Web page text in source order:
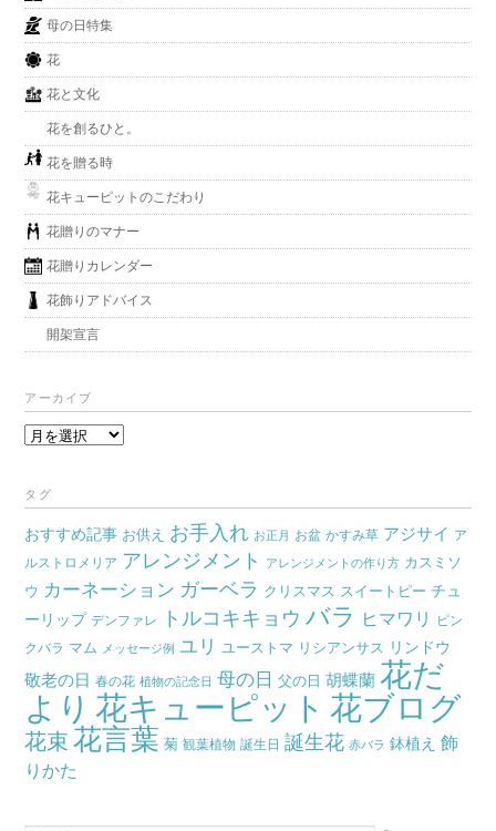
母の日特集
花
花と文化
花を創るひと。
花を贈る時
花キューピットのこだわり
花贈りのマナー
花贈りカレンダー
花飾りアドバイス
開架宣言
アーカイブ
ア
イ
ブ
タグ
おすすめ記事 お供え お手入れ お正月 お盆 かすみ草 アジサイ ア
ルストロメリア アレンジメント アレンジメントの作り方 カスミソ
ウ カーネーション ガーベラ クリスマス スイートピー チュ
ーリップ デンファレ トルコキキョウ バラ ヒマワリ
ピン
クバラ マム メッセージ例 ユリ ユーストマ リシアンサス リンドウ
敬老の日 春の花 植物の記念日 母の日 父の日 胡蝶蘭 花だ
より 花キューピット 花ブログ
花束 花言葉 菊 観葉植物 誕生日 誕生花 赤バラ 鉢植え 飾
りかた